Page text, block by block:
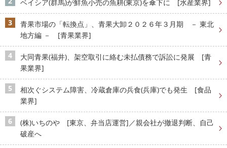
ベイシア(群馬)が鮮魚小売の魚耕(東京)を傘下に [水産業界]
青果市場の「転換点」、青果大卸２０２６年３月期 － 東北
地方編 － [青果業界]
大同青果(福井)、架空取引に絡む未払債務で訴訟に発展 [青
果業界]
相次ぐシステム障害、冷蔵倉庫の兵食(兵庫)でも発生 [食品
業界]
(株)いちのや [東京、弁当店運営]／親会社が撤退判断、自己
破産へ